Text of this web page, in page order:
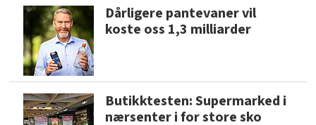
Dårligere pantevaner vil
koste oss 1,3 milliarder
Butikktesten: Supermarked i
nærsenter i for store sko